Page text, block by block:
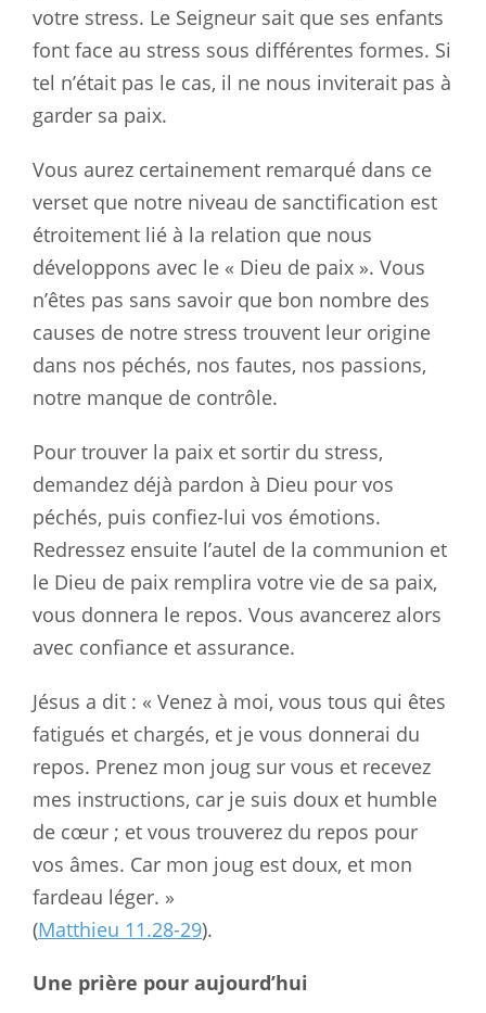
votre stress. Le Seigneur sait que ses enfants
font face au stress sous différentes formes. Si
tel n’était pas le cas, il ne nous inviterait pas à
garder sa paix.
Vous aurez certainement remarqué dans ce
verset que notre niveau de sanctification est
étroitement lié à la relation que nous
développons avec le « Dieu de paix ». Vous
n’êtes pas sans savoir que bon nombre des
causes de notre stress trouvent leur origine
dans nos péchés, nos fautes, nos passions,
notre manque de contrôle.
Pour trouver la paix et sortir du stress,
demandez déjà pardon à Dieu pour vos
péchés, puis confiez-lui vos émotions.
Redressez ensuite l’autel de la communion et
le Dieu de paix remplira votre vie de sa paix,
vous donnera le repos. Vous avancerez alors
avec confiance et assurance.
Jésus a dit : « Venez à moi, vous tous qui êtes
fatigués et chargés, et je vous donnerai du
repos. Prenez mon joug sur vous et recevez
mes instructions, car je suis doux et humble
de cœur ; et vous trouverez du repos pour
vos âmes. Car mon joug est doux, et mon
fardeau léger. »
(Matthieu 11.28-29).
Une prière pour aujourd’hui